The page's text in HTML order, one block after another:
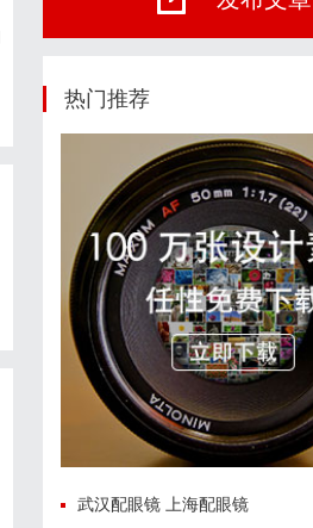
热门推荐
武汉配眼镜 上海配眼镜